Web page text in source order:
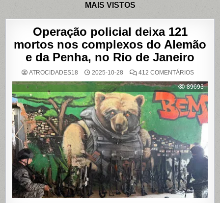
MAIS VISTOS
Operação policial deixa 121
mortos nos complexos do Alemão
e da Penha, no Rio de Janeiro
ATROCIDADES18 2025-10-28 412 COMENTÁRIOSEM
POLICIAL
DEIXA
121
MORTOS
NOS
DO
ALEMÃO
PENHA,
NO
RIO
89693